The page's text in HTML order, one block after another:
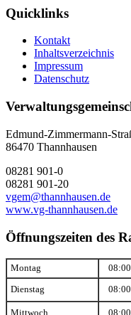
Quicklinks
Kontakt
Inhaltsverzeichnis
Impressum
Datenschutz
Edmund-Zimmermann-
86470 Thannhausen
08281 901-0
08281 901-20
vgem@thannhausen.de
www.vg-thannhausen.de
Öffnungszeiten des
Montag
Dienstag